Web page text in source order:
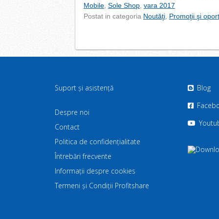
Mobile Sole Shop vara 2017
Postat in categoria Noutăţi Promoţii şi
Suport și asistență
Despre noi
Contact
Politica de confidenţialitate
Întrebări frecvente
Informații despre cookies
Termeni și Condiții Profitshare
Blog